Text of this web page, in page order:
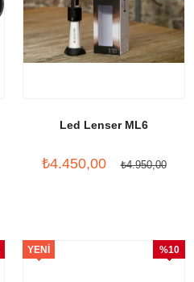
Led Lenser ML6
₺4.450,00 ₺4.950,00
%10
YENI